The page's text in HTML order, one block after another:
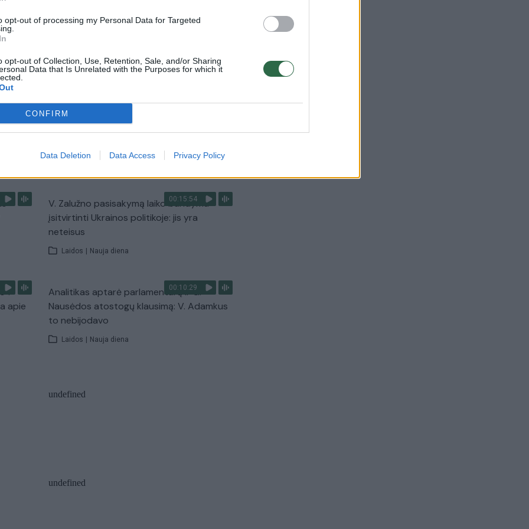
opt-out of processing my Personal Data for Targeted
opt-out of Collection, Use, Retention, Sale, and/or Sharing
Data that Is Unrelated with the Purposes for which it
CONFIRM
Data Deletion Data Access Privacy Policy
Žinios Lietuvos diena
Mėsainių mėgėjus kviečia nepražiopsoti
festivalio Vilniuje: atskleidė populiariausią
Lietuvos diena
Visi įrašai
00:15:54
V. Zalužno pasisakymą laiko bandymu
įsitvirtinti Ukrainos politikoje: jis yra
neteisus
Laidos | Nauja diena
apie
00:10:29
Analitikas aptarė parlamentarų ir G.
Nausėdos atostogų klausimą: V. Adamkus
to nebijodavo
Laidos | Nauja diena